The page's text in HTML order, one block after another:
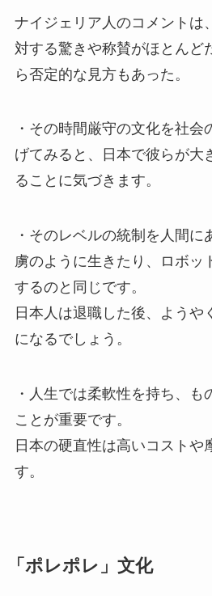
ナイジェリア人のコメントは
対する驚きや称賛がほとんど
ら否定的な見方もあった。
・その時間厳守の文化を社会
げてみると、日本で彼らが大
ることに気づきます。
・そのレベルの統制を人間に
虜のように生きたり、ロボッ
するのと同じです。
日本人は退職した後、ようや
になるでしょう。
・人生では柔軟性を持ち、も
ことが重要です。
日本の硬直性は高いコストや
す。
「ポレポレ」文化